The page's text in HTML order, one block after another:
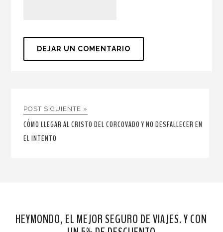
POST SIGUIENTE »
CÓMO LLEGAR AL CRISTO DEL CORCOVADO Y NO DESFALLECER EN
EL INTENTO
HEYMONDO, EL MEJOR SEGURO DE VIAJES. Y CON